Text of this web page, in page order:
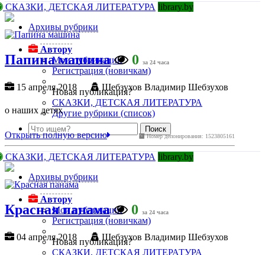
СКАЗКИ, ДЕТСКАЯ ЛИТЕРАТУРА library.by
Архивы рубрики
Автору
Мои публикации
Регистрация (новичкам)
Новая публикация?
СКАЗКИ, ДЕТСКАЯ ЛИТЕРАТУРА
Другие рубрики (список)
Папина машина 0 за 24 часа
15 апреля 2018 Шебзухов Владимир Шебзухов
о наших детях
Номер депонирования: 1523805161
Открыть полную версию
СКАЗКИ, ДЕТСКАЯ ЛИТЕРАТУРА library.by
Архивы рубрики
Автору
Мои публикации
Регистрация (новичкам)
Новая публикация?
СКАЗКИ, ДЕТСКАЯ ЛИТЕРАТУРА
Красная панама 0 за 24 часа
04 апреля 2018 Шебзухов Владимир Шебзухов